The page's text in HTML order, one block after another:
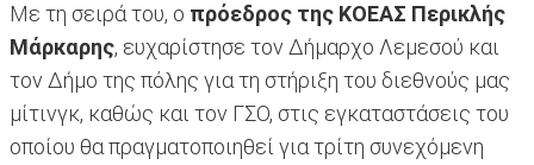
Με τη σειρά του, ο πρόεδρος της ΚΟΕΑΣ Περικλής
Μάρκαρης, ευχαρίστησε τον Δήμαρχο Λεμεσού και
τον Δήμο της πόλης για τη στήριξη του διεθνούς μας
μίτινγκ, καθώς και τον ΓΣΟ, στις εγκαταστάσεις του
οποίου θα πραγματοποιηθεί για τρίτη συνεχόμενη